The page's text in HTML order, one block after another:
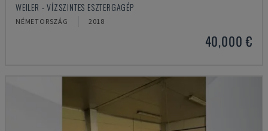
WEILER - VÍZSZINTES ESZTERGAGÉP
NÉMETORSZÁG 2018
40,000 €